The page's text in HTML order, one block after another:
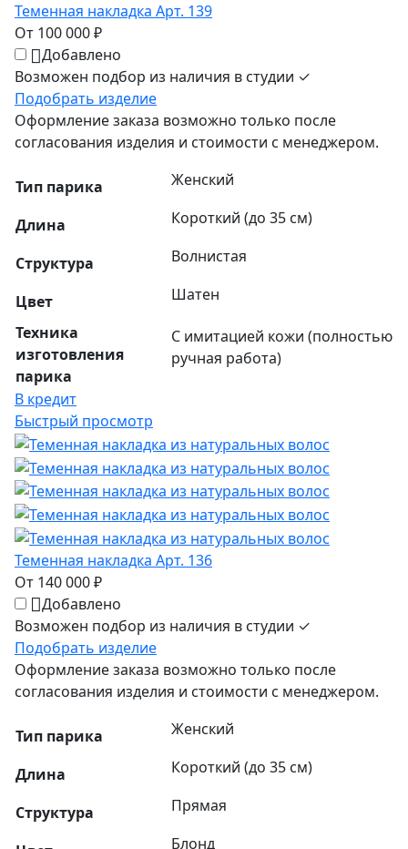
Теменная накладка Арт. 139
От 100 000 ₽
Добавлено
Возможен подбор из наличия в студии ✓
Подобрать изделие
Оформление заказа возможно только после
согласования изделия и стоимости с менеджером.
Тип парика Женский
Длина Короткий (до 35 см)
Структура Волнистая
Цвет
Шатен
Техника
изготовления
парика
С имитацией кожи (полностью
ручная работа)
В кредит
Быстрый просмотр
Теменная накладка Арт. 136
От 140 000 ₽
Добавлено
Возможен подбор из наличия в студии ✓
Подобрать изделие
Оформление заказа возможно только после
согласования изделия и стоимости с менеджером.
Тип парика Женский
Длина Короткий (до 35 см)
Структура Прямая
Блонд